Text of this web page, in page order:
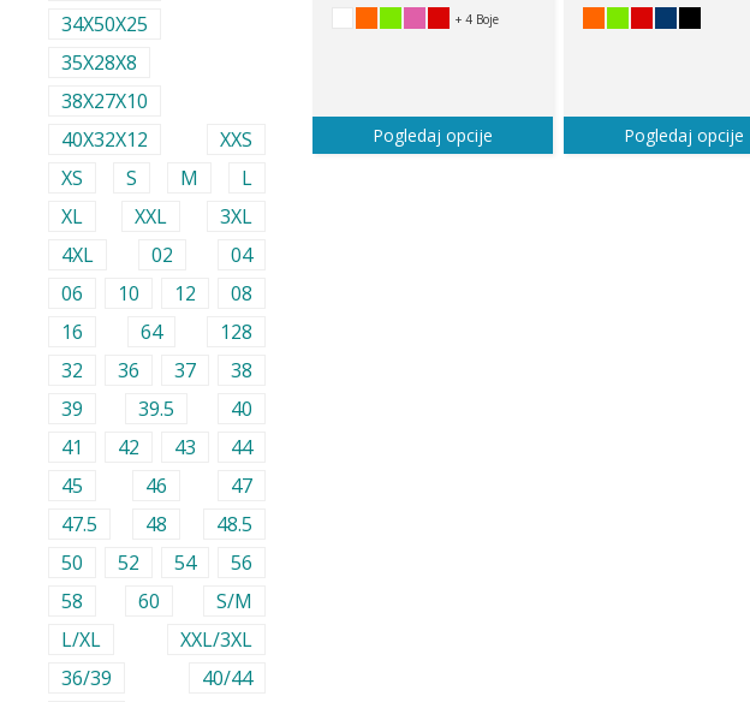
+ 4 Boje
Pogledaj opcije Pogledaj opcije
34X50X25
35X28X8
38X27X10
40X32X12
XXS
XS
S M
L
XL
XXL
3XL
4XL
02
04
06
10 12
08
16
64
128
32
36 37
38
39
39.5
40
41
42 43
44
45
46
47
47.5
48
48.5
50
52 54
56
58
60
S/M
L/XL
XXL/3XL
36/39
40/44